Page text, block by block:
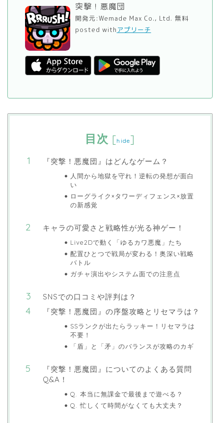
突撃！悪魔団
開発元:Wemade Max Co., Ltd. 無料
posted with アプリーチ
目次 [hide]
『突撃！悪魔団』はどんなゲーム？
人間から地獄を守れ！逆転の発想が面白
い
ローグライク×タワーディフェンス×放置
の新感覚
キャラの可愛さと戦略性が光る神ゲー！
Live2Dで動く「ゆるカワ悪魔」たち
配置ひとつで戦局が変わる！奥深い戦略
バトル
ガチャ演出やシステム面での注意点
SNSでの口コミや評判は？
『突撃！悪魔団』の序盤攻略とリセマラは？
SSランクが出たらラッキー！リセマラは
不要！
「盾」と「矛」のバランスが攻略のカギ
『突撃！悪魔団』についてのよくある質問
Q&A！
Q. 本当に無課金で最後まで遊べる？
Q. 忙しくて時間がなくても大丈夫？